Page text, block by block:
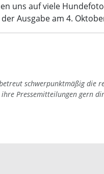
uns auf viele
Ausgabe am 4.
schwerpunktmäßig die
Pressemitteilungen gern